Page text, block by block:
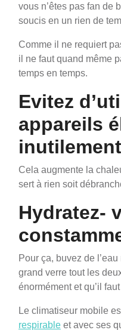
vous n’êtes pas fan de
soucis en un rien de
Comme il ne requiert
il ne faut quand même
temps en temps.
Evitez
appareils
inutilement
Cela augmente la
sert à rien soit
Hydratez-
Pour ça, buvez de
grand verre tout les
énormément et qu’il
Le climatiseur mobile
respirable et avec ses